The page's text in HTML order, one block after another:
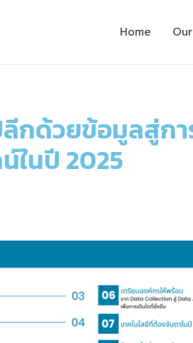
Home
กด้วยข้อมูลสู่กา
ในปี 2025